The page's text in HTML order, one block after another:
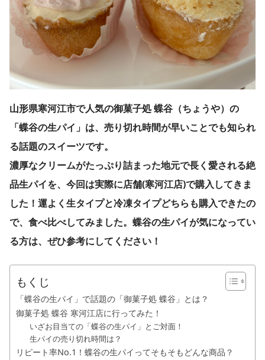
山形県寒河江市で人気の御菓子処 蝶谷（ちょうや）の
「蝶谷の生パイ」は、売り切れ時間が早いことでも知られ
る話題のスイーツです。
濃厚なクリームがたっぷり詰まった地元で長く愛される絶
品生パイを、今回は実際に店舗(寒河江店)で購入してきま
した！運よく生タイプと冷凍タイプどちらも購入できたの
で、食べ比べしてみました。蝶谷の生パイが気になってい
る方は、ぜひ参考にしてください！
もくじ
「蝶谷の生パイ」で話題の「御菓子処 蝶谷」とは？
御菓子処 蝶谷 寒河江店に行ってみた！
いざお目当ての「蝶谷の生パイ」とご対面！
生パイの売り切れ時間は？
リピート率No.1！蝶谷の生パイってそもそもどんな商品？